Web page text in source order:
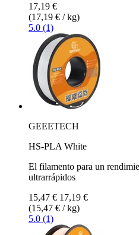
17,19 €
(17,19 € / kg)
5.0 (1)
GEEETECH
HS-PLA White
El filamento para un
ultrarrápidos
15,47 € 17,19 €
(15,47 € / kg)
5.0 (1)